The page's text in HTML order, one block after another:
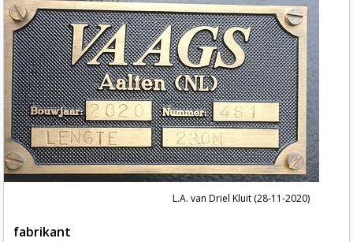
L.A. van Driel Kluit (28-11-2020)
fabrikant